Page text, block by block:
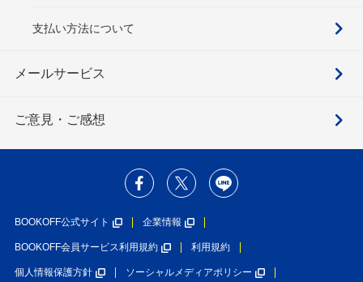
支払い方法について
メールサービス
ご意見・ご感想
BOOKOFF公式サイト 企業情報
BOOKOFF会員サービス利用規約 利用規約
個人情報保護方針 ソーシャルメディアポリシー